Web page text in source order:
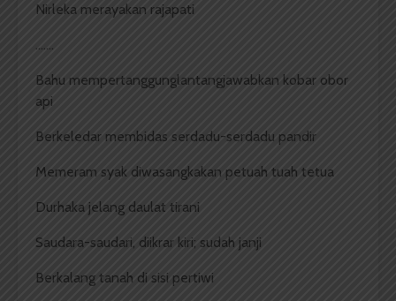
Nirleka merayakan rajapati
…….
Bahu mempertanggunglantangjawabkan kobar obor
api
Berkeledar membidas serdadu-serdadu pandir
Memeram syak diwasangkakan petuah tuah tetua
Durhaka jelang daulat tirani
Saudara-saudari, diikrar kiri; sudah janji
Berkalang tanah di sisi pertiwi